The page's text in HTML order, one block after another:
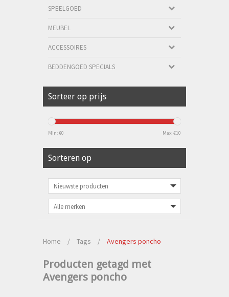
SPEELGOED
MEUBEL
ACCESSOIRES
BEDDENGOED SPECIALS
Sorteer op prijs
Min: €0 Max: €10
Sorteren op
Home / Tags / Avengers poncho
Producten getagd met
Avengers poncho